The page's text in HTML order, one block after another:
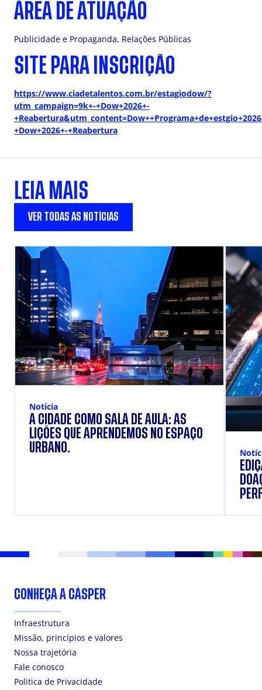
ÁREA DE ATUAÇÃO
Publicidade e Propaganda, Relações Públicas
SITE PARA INSCRIÇÃO
https://www.ciadetalentos.com.br/estagiodow/?
utm_campaign=9k+-+Dow+2026+-
+Dow+2026+-+Reabertura
LEIA MAIS
VER TODAS AS NOTÍCIAS
Notícia
A CIDADE COMO SALA DE AULA: AS
LIÇÕES QUE APRENDEMOS NO ESPAÇO
URBANO.
CONHEÇA A CÁSPER
Infraestrutura
Missão, princípios e valores
Nossa trajetória
Fale conosco
Politica de Privacidade